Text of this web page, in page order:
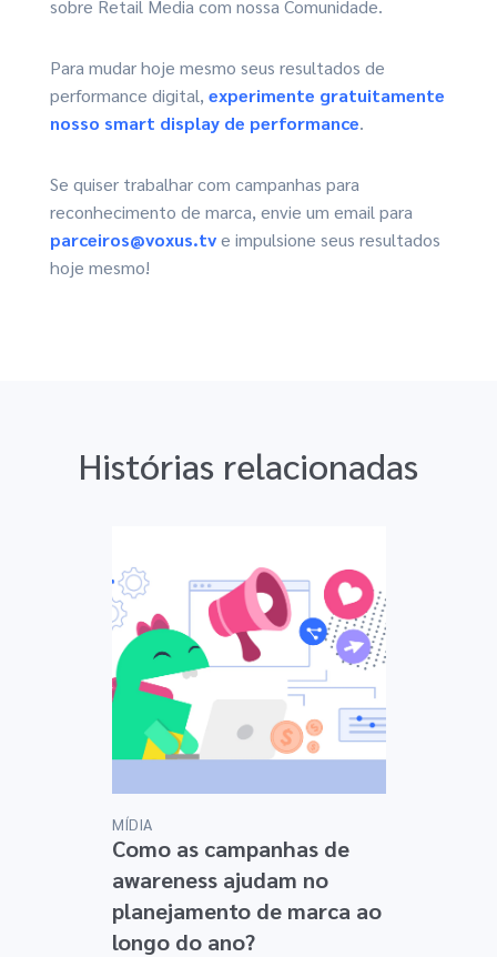
sobre Retail Media com nossa Comunidade.
Para mudar hoje mesmo seus resultados de
performance digital, experimente gratuitamente
nosso smart display de performance.
Se quiser trabalhar com campanhas para
reconhecimento de marca, envie um email para
parceiros@voxus.tve impulsione seus resultados
hoje mesmo!
Histórias relacionadas
MÍDIA
Como as campanhas de
awareness ajudam no
planejamento de marca ao
longo do ano?